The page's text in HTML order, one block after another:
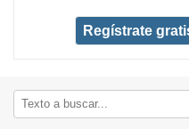
Regístrate